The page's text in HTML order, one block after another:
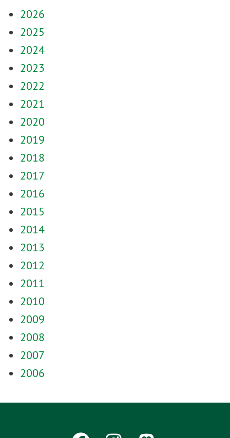
2026
2025
2024
2023
2022
2021
2020
2019
2018
2017
2016
2015
2014
2013
2012
2011
2010
2009
2008
2007
2006